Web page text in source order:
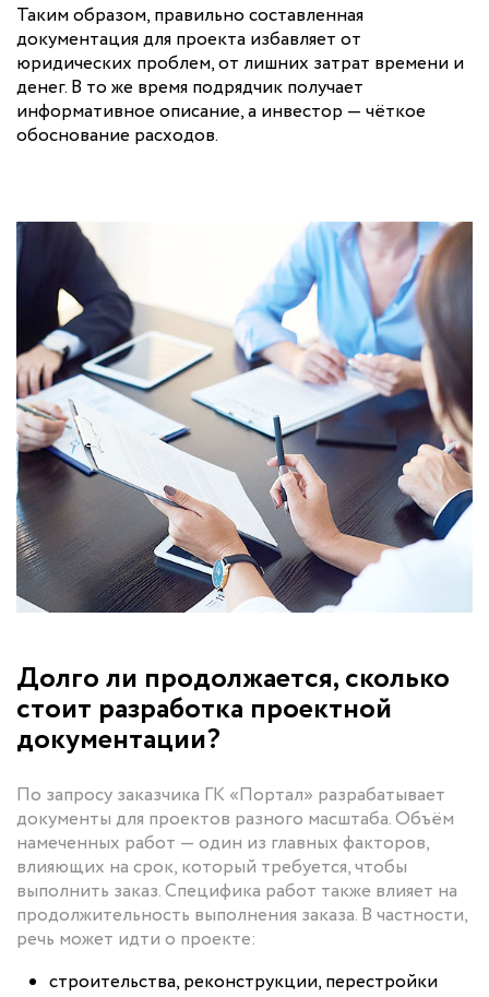
Таким образом, правильно составленная
документация для проекта избавляет от
юридических проблем, от лишних затрат времени и
денег. В то же время подрядчик получает
информативное описание, а инвестор — чёткое
обоснование расходов.
Долго ли продолжается, сколько
стоит разработка проектной
документации?
По запросу заказчика ГК «Портал» разрабатывает
документы для проектов разного масштаба. Объём
намеченных работ — один из главных факторов,
влияющих на срок, который требуется, чтобы
выполнить заказ. Специфика работ также влияет на
продолжительность выполнения заказа. В частности,
речь может идти о проекте:
строительства, реконструкции, перестройки